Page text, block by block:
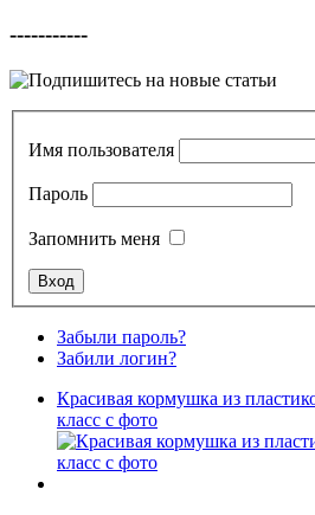
-----------
Имя пользователя
Пароль
Запомнить меня
Забыли пароль?
Забили логин?
Красивая кормушка из
класс с фото